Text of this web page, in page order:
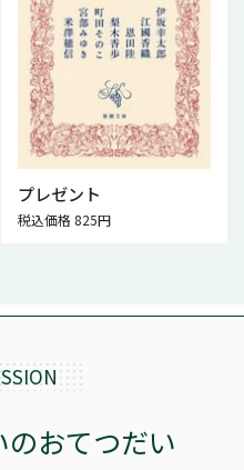
プレゼント
税込価格 825円
おてつだい